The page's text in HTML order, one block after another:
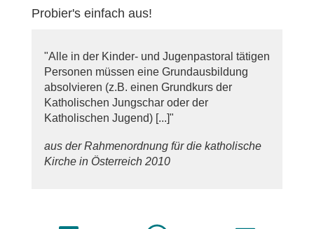
Probier's einfach aus!
"Alle in der Kinder- und Jugenpastoral tätigen
Personen müssen eine Grundausbildung
absolvieren (z.B. einen Grundkurs der
Katholischen Jungschar oder der
Katholischen Jugend) [...]"
aus der Rahmenordnung für die katholische
Kirche in Österreich 2010